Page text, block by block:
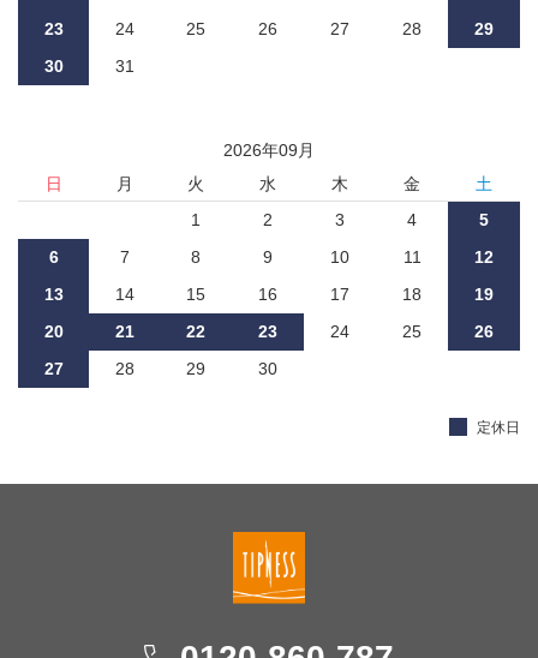
23
24 25 26 27 28
29
30
31
2026年09 月
日
月 火 水 木 金
土
1
2 3 4
5
6
7 8 9 10 11
12
13
14 15 16 17 18
19
20
21 22 23 24 25
26
27
28 29 30
定休日